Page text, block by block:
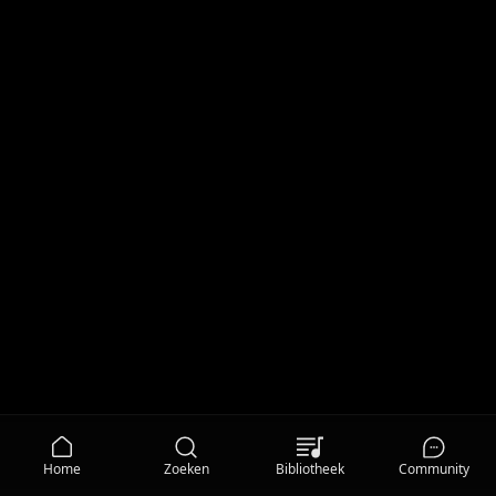
Home Zoeken Bibliotheek Community